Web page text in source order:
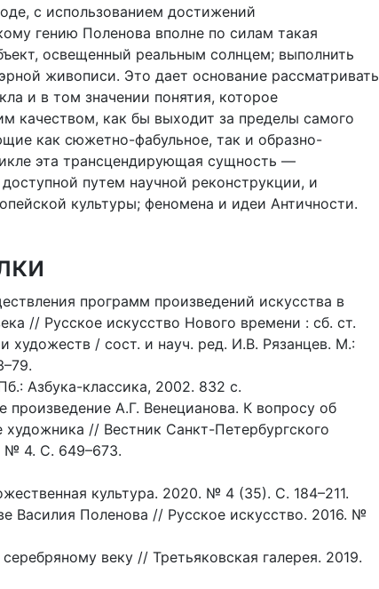
с использованием достижений
гению Поленова вполне по силам такая
освещенный реальным солнцем; выполнить
живописи. Это дает основание рассматривать
и в том значении понятия, которое
качеством, как бы выходит за пределы самого
как сюжетно-фабульное, так и образно-
эта трансцендирующая сущность —
путем научной реконструкции, и
культуры; феномена и идеи Античности.
программ произведений искусства в
// Русское искусство Нового времени : сб. ст.
/ сост. и науч. ред. И.В. Рязанцев. М.:
Азбука-классика, 2002. 832 с.
А.Г. Венецианова. К вопросу об
// Вестник Санкт-Петербургского
№ 4. С. 649–673.
культура. 2020. № 4 (35). С. 184–211.
Василия Поленова // Русское искусство. 2016. №
веку // Третьяковская галерея. 2019.